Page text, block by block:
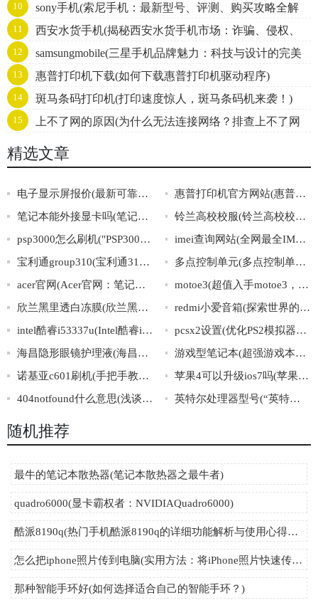
览)
10
sony手机(索尼手机：最新型号、评测、购买攻略全解
析)
11
西安水货手机(揭秘西安水货手机市场：诈骗、侵权、
仿冒的惊人内幕)
12
samsungmobile(三星手机品牌魅力：科技与设计的完美
结合)
13 惠普打印机下载(如何下载惠普打印机驱动程序)
14 斑马条码打印机(打印速度惊人，斑马条码机来袭！)
15
上不了网的原因(为什么无法连接网络？排查上不了网
的原因！)
精选文章
电子显示屏报价(最新可靠的电子显示屏价格汇总)
惠普打印机官方网站(惠普打印机官网，官方产品销售展示、驱动下载！)
笔记本能外接显卡吗(笔记本电脑是否支持外接显卡？)
铃兰高校校服(铃兰高校校服：校园时尚的代表之一)
psp3000怎么刷机("PSP3000刷机教程详解，一篇就够！")
imei查询网站(全网最全IMEI查询网站推荐！)
宝利通group310(宝利通310集团：产业多元化引领行业发展)
多点控制单元(多点控制单元：智能化控制系统的核心)
acer官网(Acer官网：笔记本电脑、平板电脑、桌面电脑、显示器与配件)
motoe3(超值入手motoe3，你的优秀小伙伴！)
欣兰黑里透白冻膜(欣兰黑里透白冻膜，发现肌肤的新亮点)
redmi小爱音箱(探索世界的好帮手——红米小爱音箱)
intel酷睿i53337u(Intel酷睿i53337U：高效处理，二合一笔记本首选！)
pcsx2设置(优化PS2模拟器配置方法总结)
海昌隐形眼镜护理液(海昌隐形眼镜护理液，给你透明的双眼。)
游戏型笔记本(超强游戏本带你畅玩全世界)
诺基亚c601刷机(手把手教你诺基亚c601刷机！)
苹果4可以升级ios7吗(苹果4升级iOS7是否可行)
404notfound什么意思(浅谈404错误的意义及解决方法)
英特尔处理器型号(“英特尔处理器型号”全解析，你必须知道的三大关键点！)
随机推荐
最牛的笔记本散热器(笔记本散热器之最牛者)
quadro6000(显卡霸权者：NVIDIAQuadro6000)
酷派8190q(热门手机酷派8190q的详细功能解析与使用心得分享)
怎么把iphone照片传到电脑(实用方法：将iPhone照片快速传输至电脑)
那种智能手环好(如何选择适合自己的智能手环？)